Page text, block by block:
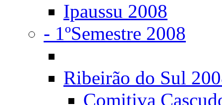
Ipaussu 2008
- 1ºSemestre 2008
Ribeirão do Sul
Comitiva